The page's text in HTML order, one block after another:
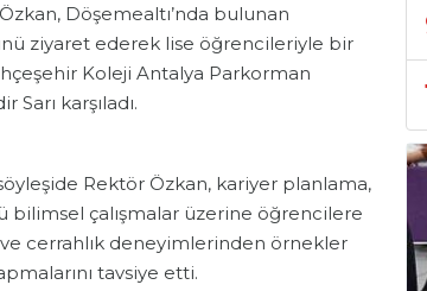
Döşemealtı’nda bulunan
ziyaret ederek lise öğrencileriyle bir
Koleji Antalya Parkorman
karşıladı.
Rektör Özkan, kariyer planlama,
bilimsel çalışmalar üzerine öğrencilere
cerrahlık deneyimlerinden örnekler
tavsiye etti.